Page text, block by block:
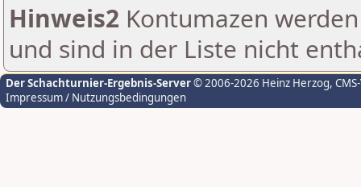
Hinweis2 Kontumazen
und sind in der Liste nicht
Der Schachturnier-Ergebnis-Server© 2006-2026 Heinz Herzog,
Impressum / Nutzungsbedingungen